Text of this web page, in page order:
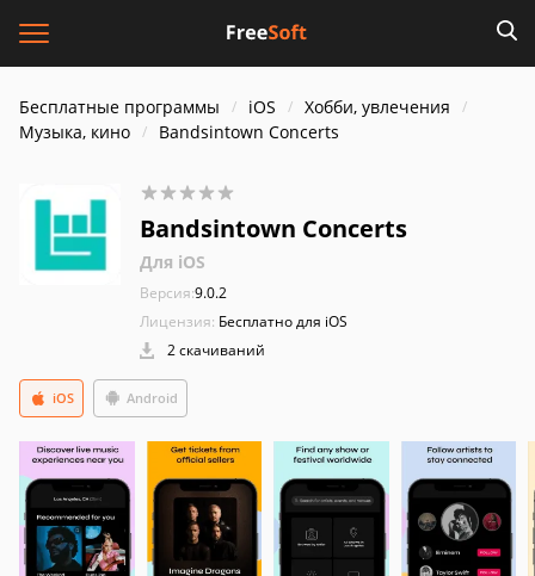
Бесплатные программы iOS
Хобби, увлечения
Музыка, кино
Bandsintown Concerts
Bandsintown Concerts
Для iOS
Версия:9.0.2
Лицензия: Бесплатно для iOS
2 скачиваний
Android
iOS